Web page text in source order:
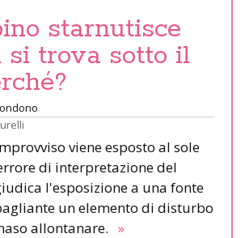
starnutisce
si trova sotto il
viene esposto al sole
di interpretazione del
l'esposizione a una fonte
un elemento di disturbo
allontanare. »